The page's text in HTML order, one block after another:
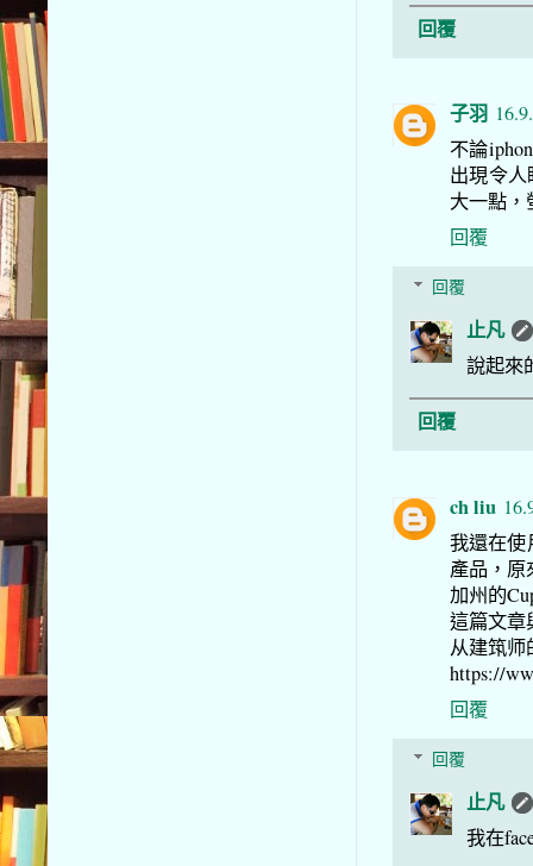
回覆
子羽
不論
出現令
大一點，
回覆
回覆
止凡
說起來
回覆
ch liu
我還在使
產品，原
加州的
這篇文章
从建筑师
https://
回覆
回覆
止凡
我在